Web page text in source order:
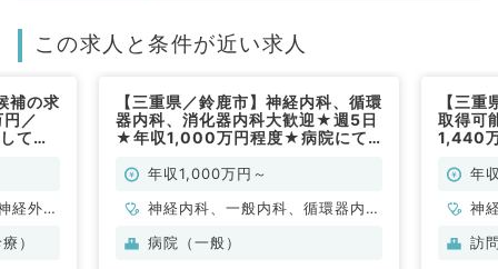
この求人と条件が近い求人
補の求
／
てご
経外
科、一
）
【三重県／鈴鹿市】神経内科、循環
器内科、消化器内科大歓迎★週5日
★年収1,000万円程度★病院にて
です！(一般内科／常勤)
年収1,000万円～
神経内科、一般内科、循環器内
科、消化器内科
病院（一般）
【三
取得可
1,440
(内科
年
神
科
訪